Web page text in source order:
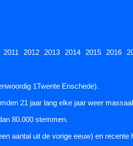
2011 2012 2013 2014 2015 2016
1Twente Enschede).
21 jaar lang elke jaar weer
80.000 stemmen.
aantal uit de vorige eeuw) en recente